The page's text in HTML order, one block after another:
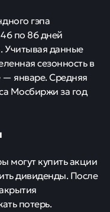
гэпа
по 86 дней
Учитывая данные
сезонность в
— январе. Средняя
Мосбиржи за год
могут купить акции
дивиденды. После
потерь.